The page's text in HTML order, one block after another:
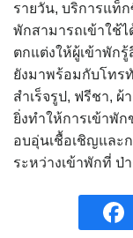
รายวัน, บริการแท็
พักสามารถเข้าใช้
ตกแต่งให้ผู้เข้าพัก
ยังมาพร้อมกับโทร
สำเร็จรูป, ฟรีชา,
ยิ่งทำให้การเข้าพั
อบอุ่นเชื้อเชิญและ
ระหว่างเข้าพักที่ ป่